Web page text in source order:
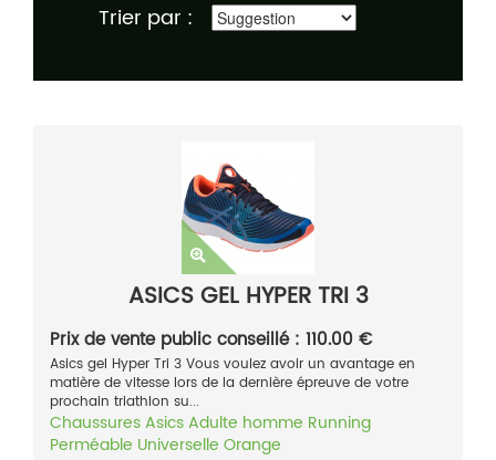
Trier par :
ASICS GEL HYPER TRI 3
Prix de vente public conseillé : 110.00 €
Asics gel Hyper Tri 3 Vous voulez avoir un avantage en
matière de vitesse lors de la dernière épreuve de votre
prochain triathlon su...
ChaussuresAsicsAdulte homme Running
Perméable Universelle Orange